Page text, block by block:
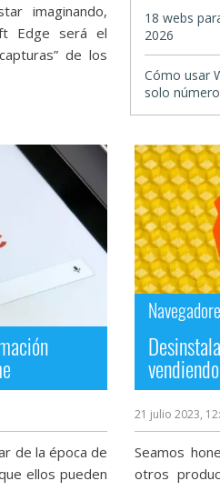
imaginando,
Edge será el
de los
18 webs
2026
Cómo usar
solo número
de la época de
ellos pueden
21 julio 2023,
Seamos
otros